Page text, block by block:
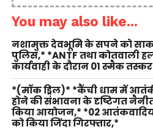
You may also like...
नशामुक्त देवभूमि के सपने को
पुलिस,* *ANTF तथा कोतवाली
कार्यवाही के दौरान 01 स्मैक
*(मॉक ड्रिल)* *कैंची धाम में
होने की संभावना के दृष्टिगत
किया आयोजन,* *02 आतंकवादियों
को किया जिंदा गिरफ्तार,*